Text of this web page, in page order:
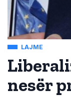
LAJME
nesër